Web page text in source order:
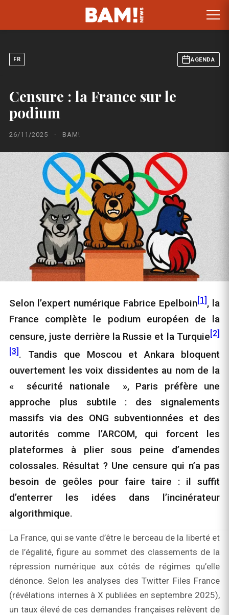
FR AGENDA
Censure : la France sur le
podium
26/11/2025 · BAM!
Selon l’expert numérique Fabrice Epelboin[1] , la
France complète le podium européen de la
censure, juste derrière la Russie et la Turquie [2]
[3] . Tandis que Moscou et Ankara bloquent
ouvertement les voix dissidentes au nom de la
« sécurité nationale », Paris préfère une
approche plus subtile : des signalements
massifs via des ONG subventionnées et des
autorités comme l’ARCOM, qui forcent les
plateformes à plier sous peine d’amendes
colossales. Résultat ? Une censure qui n’a pas
besoin de geôles pour faire taire : il suffit
d’enterrer les idées dans l’incinérateur
algorithmique.
La France, qui se vante d’être le berceau de la liberté et
de l’égalité, figure au sommet des classements de la
répression numérique aux côtés de régimes qu’elle
dénonce. Selon les analyses des Twitter Files France
(révélations internes à X publiées en septembre 2025),
un taux élevé de ces demandes françaises relèvent de